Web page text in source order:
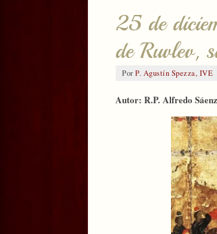
25 de
de Ruvlev,
PorP. Agustín Spezza, IVE
Autor: R.P. Alfredo